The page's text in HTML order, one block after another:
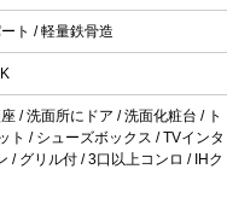
ト / 軽量鉄骨造
/ 洗面所にドア / 洗面化粧台 / ト
ト / シューズボックス / TVインタ
/ グリル付 / 3口以上コンロ / IHク